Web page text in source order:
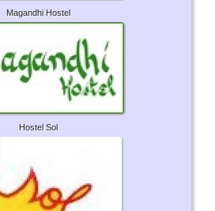
Magandhi Hostel
Hostel Sol